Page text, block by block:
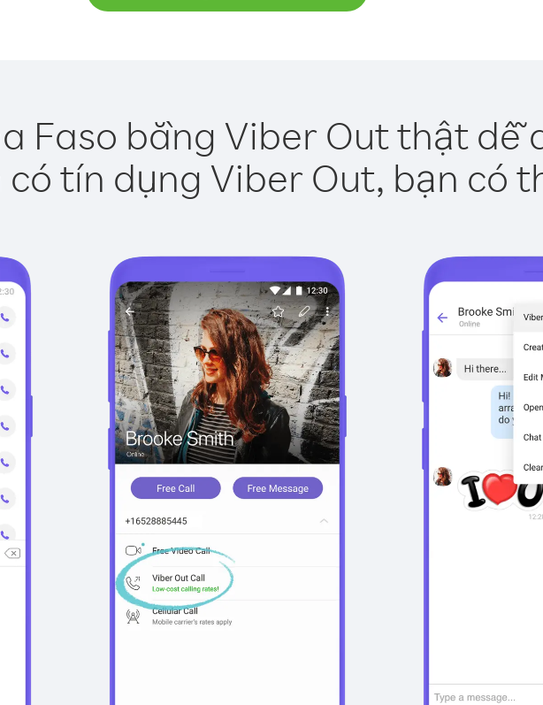
Faso bằng Viber Out thật dễ
có tín dụng Viber Out, bạn có